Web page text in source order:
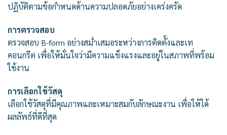
ปฏิบัติตามข้อกำหนดด้านความปลอดภัยอย่างเคร่งครัด
การตรวจสอบ
ตรวจสอบ B-form อย่างสม่ำเสมอระหว่างการติดตั้งและเท
คอนกรีต เพื่อให้มั่นใจว่ามีความแข็งแรงและอยู่ในสภาพที่พร้อม
ใช้งาน
การเลือกใช้วัสดุ
เลือกใช้วัสดุที่มีคุณภาพและเหมาะสมกับลักษณะงาน เพื่อให้ได้
ผลลัพธ์ที่ดีที่สุด